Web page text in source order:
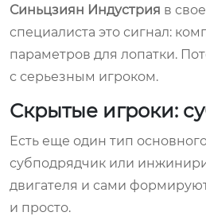
Синьцзиян Индустрия в
специалиста это сигнал:
параметров для лопатки.
с серьезным игроком.
Скрытые игроки:
Есть еще один тип
субподрядчик или
двигателя и сами
и просто.